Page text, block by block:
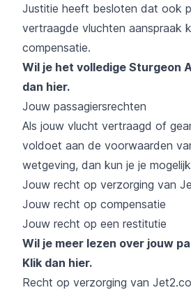
Justitie heeft besloten dat ook
vertraagde vluchten aanspraak
compensatie.
Wil je het volledige Sturgeon
dan hier.
Jouw passagiersrechten
Als jouw vlucht vertraagd of
voldoet aan de voorwaarden
wetgeving, dan kun je je
Jouw recht op verzorging van
Jouw recht op compensatie
Jouw recht op een restitutie
Wil je meer lezen over jouw
Klik dan hier.
Recht op verzorging van